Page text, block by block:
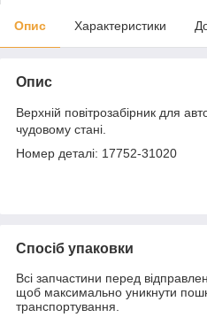
Опис Характеристики
Опис
Верхній повітрозабірник для
чудовому стані.
Номер деталі: 17752-31020
Спосіб упаковки
Всі запчастини перед
щоб максимально уникнути
транспортування.